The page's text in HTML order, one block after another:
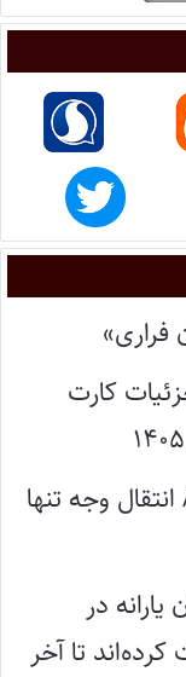
کارت
وجه تنها
در
تا آخر